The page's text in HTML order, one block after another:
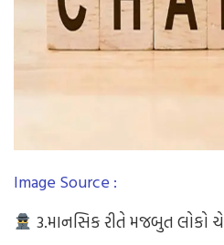
Image Source :
3.માનસિક રીતે મજબુત લોકો